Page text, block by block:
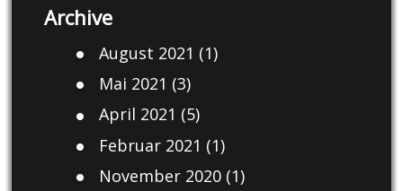
Archive
August 2021 (1)
Mai 2021 (3)
April 2021 (5)
Februar 2021 (1)
November 2020(1)